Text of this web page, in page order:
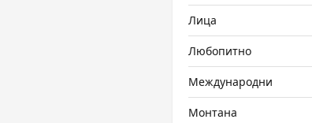
Лица
Любопитно
Международни
Монтана